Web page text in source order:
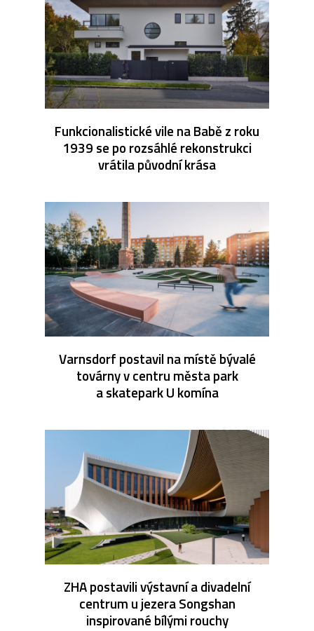
Funkcionalistické vile na Babě z roku
1939 se po rozsáhlé rekonstrukci
vrátila původní krása
Varnsdorf postavil na místě bývalé
továrny v centru města park
a skatepark U komína
ZHA postavili výstavní a divadelní
centrum u jezera Songshan
inspirované bílými rouchy